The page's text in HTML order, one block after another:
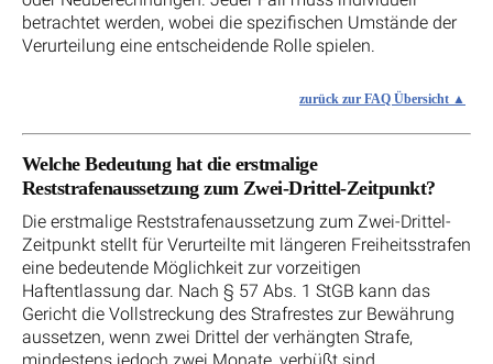
betrachtet werden, wobei die spezifischen Umstände der
Verurteilung eine entscheidende Rolle spielen.
zurück zur FAQ Übersicht
Welche Bedeutung hat die erstmalige
Reststrafenaussetzung zum Zwei-Drittel-Zeitpunkt?
Die erstmalige Reststrafenaussetzung zum Zwei-Drittel-
Zeitpunkt stellt für Verurteilte mit längeren Freiheitsstrafen
eine bedeutende Möglichkeit zur vorzeitigen
Haftentlassung dar. Nach § 57 Abs. 1 StGB kann das
Gericht die Vollstreckung des Strafrestes zur Bewährung
aussetzen, wenn zwei Drittel der verhängten Strafe,